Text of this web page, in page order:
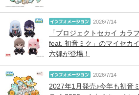
2026/7/14
「プロジェクトセカイ カラ
feat. 初音ミク」のマイセカ
六弾が登場！
2026/7/14
2027年1月発売♪今年も初音